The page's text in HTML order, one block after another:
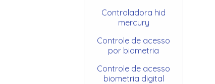
Controladora hid
mercury
Controle de acesso
por biometria
Controle de acesso
biometria digital